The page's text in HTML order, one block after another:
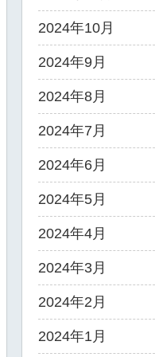
2024年10月
2024年9月
2024年8月
2024年7月
2024年6月
2024年5月
2024年4月
2024年3月
2024年2月
2024年1月